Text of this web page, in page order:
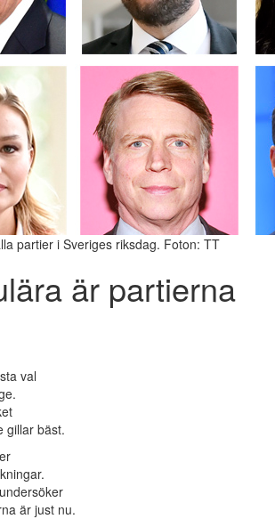
partier i Sveriges riksdag. Foton: TT
är partierna
val
gillar bäst.
är just nu.